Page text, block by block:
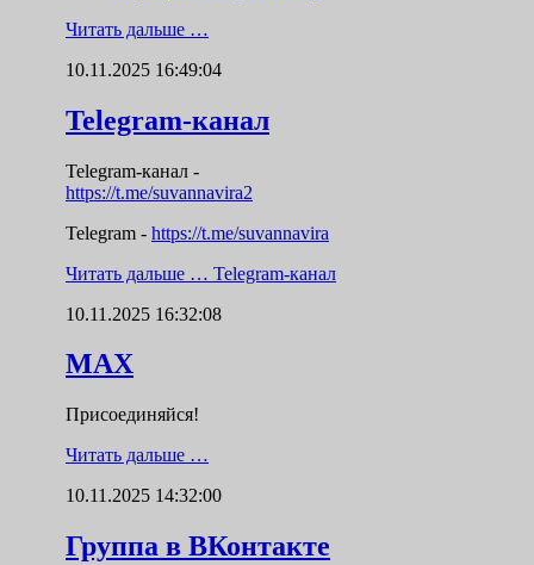
Читать дальше …
10.11.2025 16:49:04
Telegram-канал
Telegram-канал -
https://t.me/suvannavira2
Telegram - https://t.me/suvannavira
Читать дальше … Telegram-канал
10.11.2025 16:32:08
MAX
Присоединяйся!
Читать дальше …
10.11.2025 14:32:00
Группа в ВКонтакте